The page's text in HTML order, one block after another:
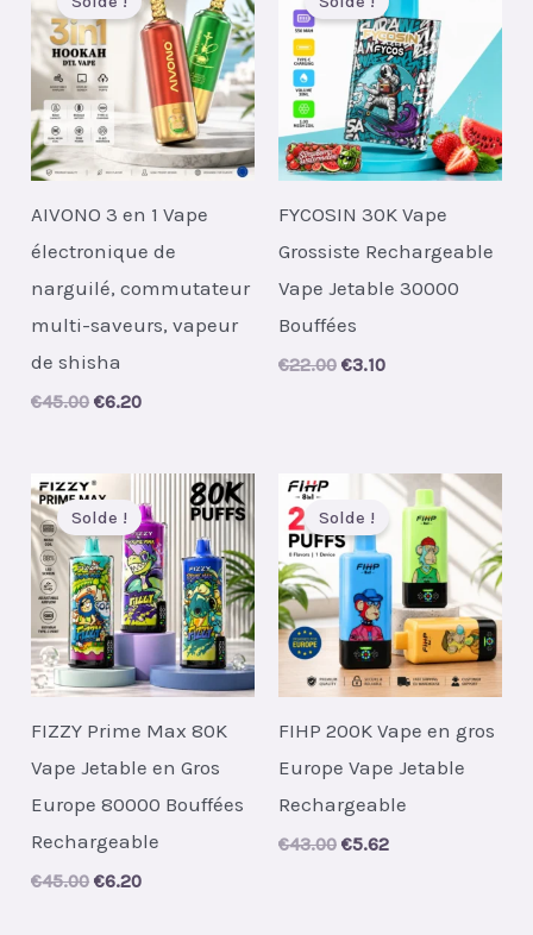
AIVONO 3 en 1 Vape
électronique de
narguilé, commutateur
multi-saveurs, vapeur
de shisha
€45.00 Original
€45.00.
€6.20Current
€6.20.
FYCOSIN 30K Vape
Grossiste Rechargeable
Vape Jetable 30000
Bouffées
€22.00 Original
€3.10Current
Solde !
FIZZY Prime Max 80K
Vape Jetable en Gros
Europe 80000 Bouffées
Rechargeable
€45.00 Original
€6.20Current
Solde !
FIHP 200K Vape en gros
Europe Vape Jetable
Rechargeable
€43.00 Original
€5.62Current